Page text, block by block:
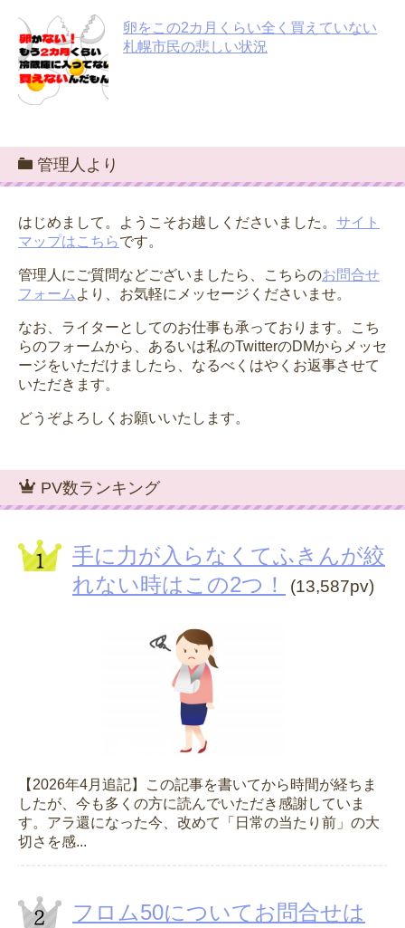
卵をこの2カ月くらい全く買えていない
札幌市民の悲しい状況
管理人より
はじめまして。ようこそお越しくださいました。 サイト
マップはこちらです。
管理人にご質問などございましたら、こちらのお問合せ
フォーム より、お気軽にメッセージくださいませ。
なお、ライターとしてのお仕事も承っております。こち
らのフォームから、あるいは私のTwitterのDMからメッセ
ージをいただけましたら、なるべくはやくお返事させて
いただきます。
どうぞよろしくお願いいたします。
PV数ランキング
手に力が入らなくてふきんが絞
れない時はこの2つ！
(13,587pv)
【2026年4月追記】この記事を書いてから時間が経ちま
したが、今も多くの方に読んでいただき感謝していま
す。アラ還になった今、改めて「日常の当たり前」の大
切さを感...
フロム50についてお問合せは